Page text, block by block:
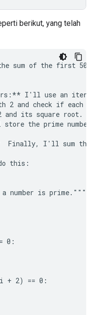
berikut, yang telah
sum of the first 50
I'll use an
2 and check if each
and its square root.
the prime
Finally, I'll sum the
this:
number is prime."""
0:
+ 2) == 0: